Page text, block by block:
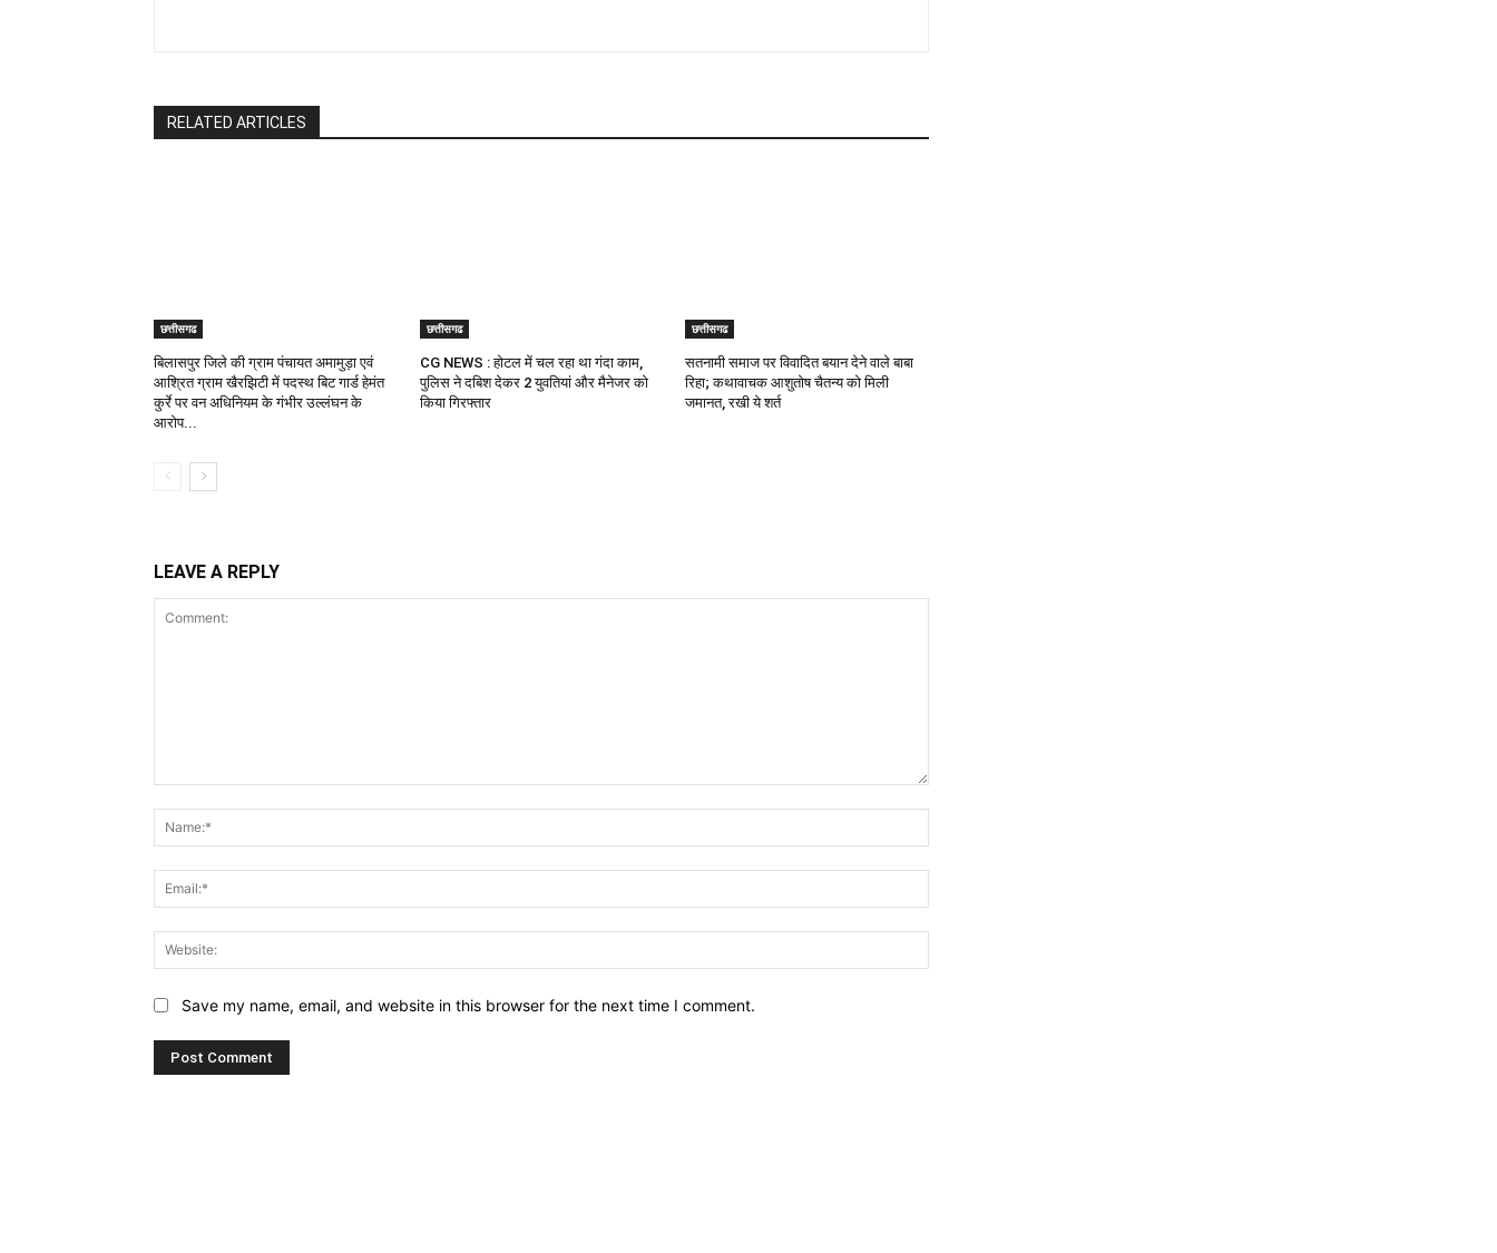
RELATED ARTICLES
छत्तीसगढ
बिलासपुर जिले की ग्राम पंचायत अमामुड़ा एवं
आश्रित ग्राम खैरझिटी में पदस्थ बिट गार्ड हेमंत
कुर्रे पर वन अधिनियम के गंभीर उल्लंघन के
आरोप...
छत्तीसगढ
CG NEWS : होटल में चल रहा था गंदा काम,
पुलिस ने दबिश देकर 2 युवतियां और मैनेजर को
किया गिरफ्तार
छत्तीसगढ
सतनामी समाज पर विवादित बयान देने वाले बाबा
रिहा; कथावाचक आशुतोष चैतन्य को मिली
जमानत, रखी ये शर्त
LEAVE A REPLY
Save my name, email, and website in this browser for the next time I comment.